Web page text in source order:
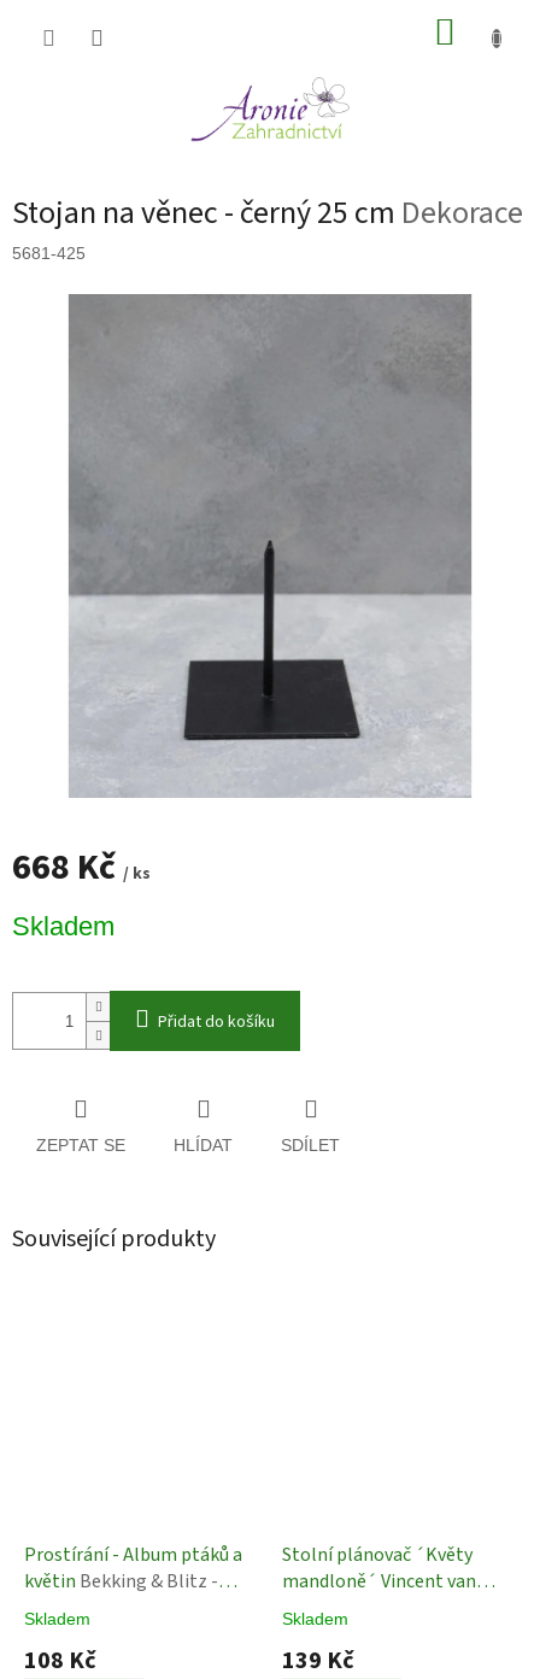
Stojan na věnec - černý 25 cm Dekorace
5681-425
668 Kč / ks
cena:
Skladem
Přidat do košíku
ZEPTAT SE HLÍDAT SDÍLET
Související produkty
Prostírání - Album ptáků a
květin Bekking & Blitz -
Prostírání - Hu Feitao
Skladem
108 Kč
Stolní plánovač ´Květy
mandloně´ Vincent van
Gogh
plánovač - Vincent van Gogh
Skladem
139 Kč